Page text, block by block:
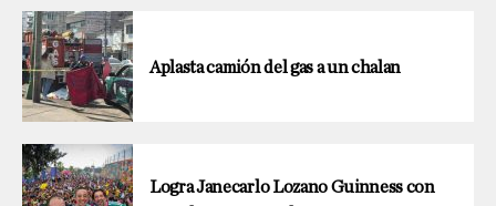
Aplasta camión del gas a un chalan
Logra Janecarlo Lozano Guinness con